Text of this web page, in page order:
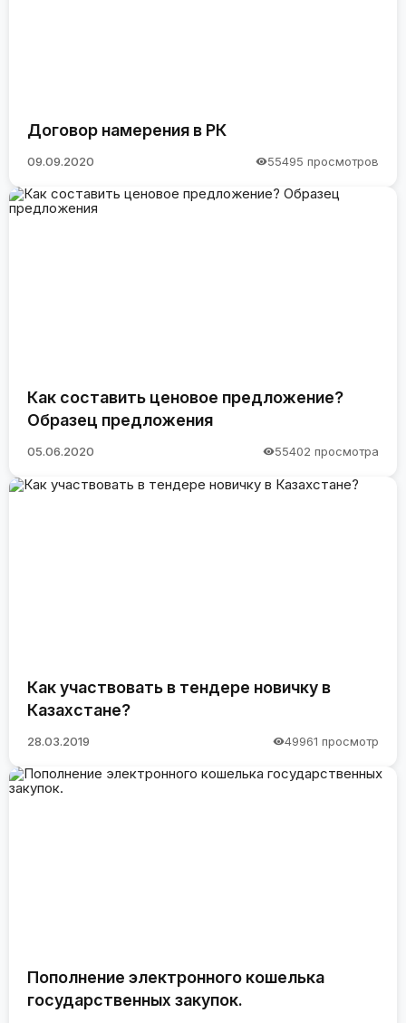
Договор намерения в РК
09.09.2020 55495 просмотров
Как составить ценовое предложение?
Образец предложения
05.06.2020 55402 просмотра
Как участвовать в тендере новичку в
Казахстане?
28.03.2019 49961 просмотр
Пополнение электронного кошелька
государственных закупок.